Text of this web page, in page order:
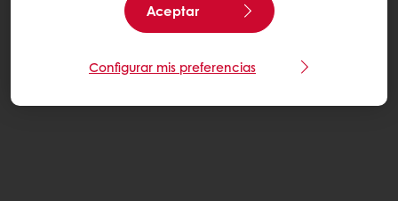
Aceptar
Configurar mis preferencias